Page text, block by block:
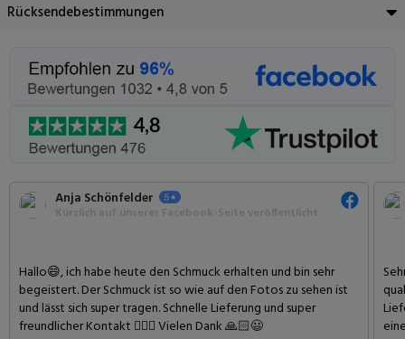
Rücksendebestimmungen
Anja Schönfelder
️Hallo😄, ich habe heute den Schmuck erhalten und bin sehr
begeistert. Der Schmuck ist so wie auf den Fotos zu sehen ist
und lässt sich super tragen. Schnelle Lieferung und super
freundlicher Kontakt 👍🏻😃 Vielen Dank 🙏🏻😃